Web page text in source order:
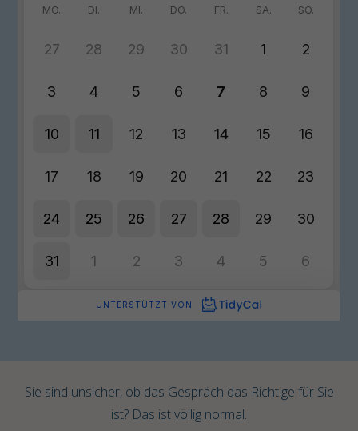
Sie sind unsicher, ob das Gespräch das Richtige für Sie
ist? Das ist völlig normal.